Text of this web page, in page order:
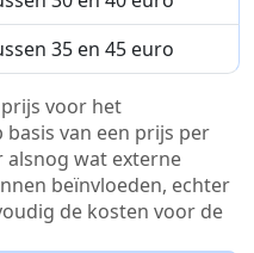
35 en 45 euro
voor het
van een prijs per
alsnog wat externe
beïnvloeden, echter
de kosten voor de